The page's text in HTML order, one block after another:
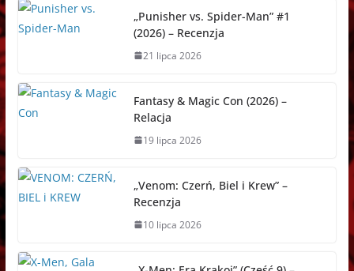
o
k
g
o
n
a
t
s
„Punisher vs. Spider-Man” #1
(2026) – Recenzja
21 lipca 2026
Fantasy & Magic Con (2026) –
Relacja
19 lipca 2026
„Venom: Czerń, Biel i Krew” –
Recenzja
10 lipca 2026